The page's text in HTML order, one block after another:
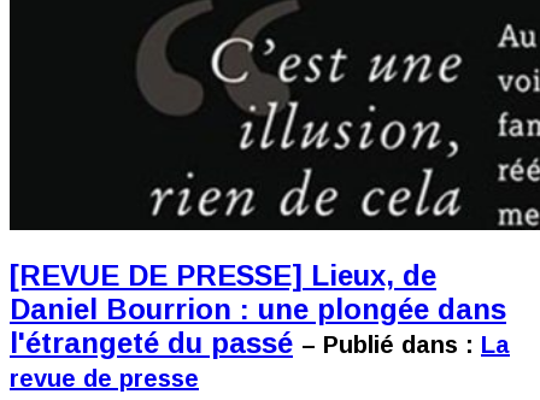
[REVUE DE PRESSE] Lieux, de
Daniel Bourrion : une plongée dans
l'étrangeté du passé – Publié dans : La
revue de presse